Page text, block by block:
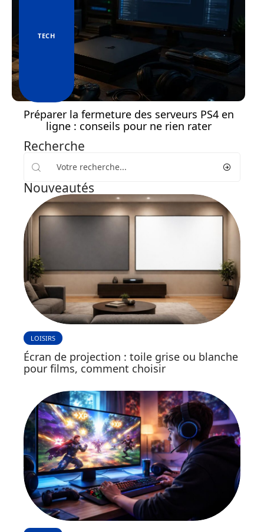
TECH
Préparer la fermeture des serveurs PS4 en
ligne : conseils pour ne rien rater
Recherche
Nouveautés
LOISIRS
Écran de projection : toile grise ou blanche
pour films, comment choisir